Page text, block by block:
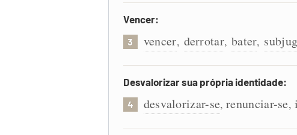
Vencer:
3 vencer, derrotar, bater,
Desvalorizar sua própria identidade:
4 desvalorizar-se,renunciar-se,